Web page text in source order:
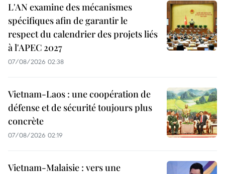
L'AN examine des mécanismes
spécifiques afin de garantir le
respect du calendrier des projets liés
à l'APEC 2027
07/08/2026 02:38
Vietnam-Laos : une coopération de
défense et de sécurité toujours plus
concrète
07/08/2026 02:19
Vietnam-Malaisie : vers une